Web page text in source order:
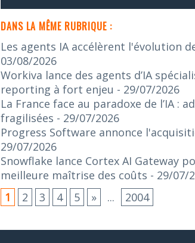
DANS LA MÊME RUBRIQUE :
Les agents IA accélèrent l'évolution
03/08/2026
Workiva lance des agents d’IA
reporting à fort enjeu - 29/07/2026
La France face au paradoxe de l’IA :
fragilisées - 29/07/2026
Progress Software annonce
29/07/2026
Snowflake lance Cortex AI Gateway
meilleure maîtrise des coûts - 29/07/
1
2 3 4 5 » ... 2004